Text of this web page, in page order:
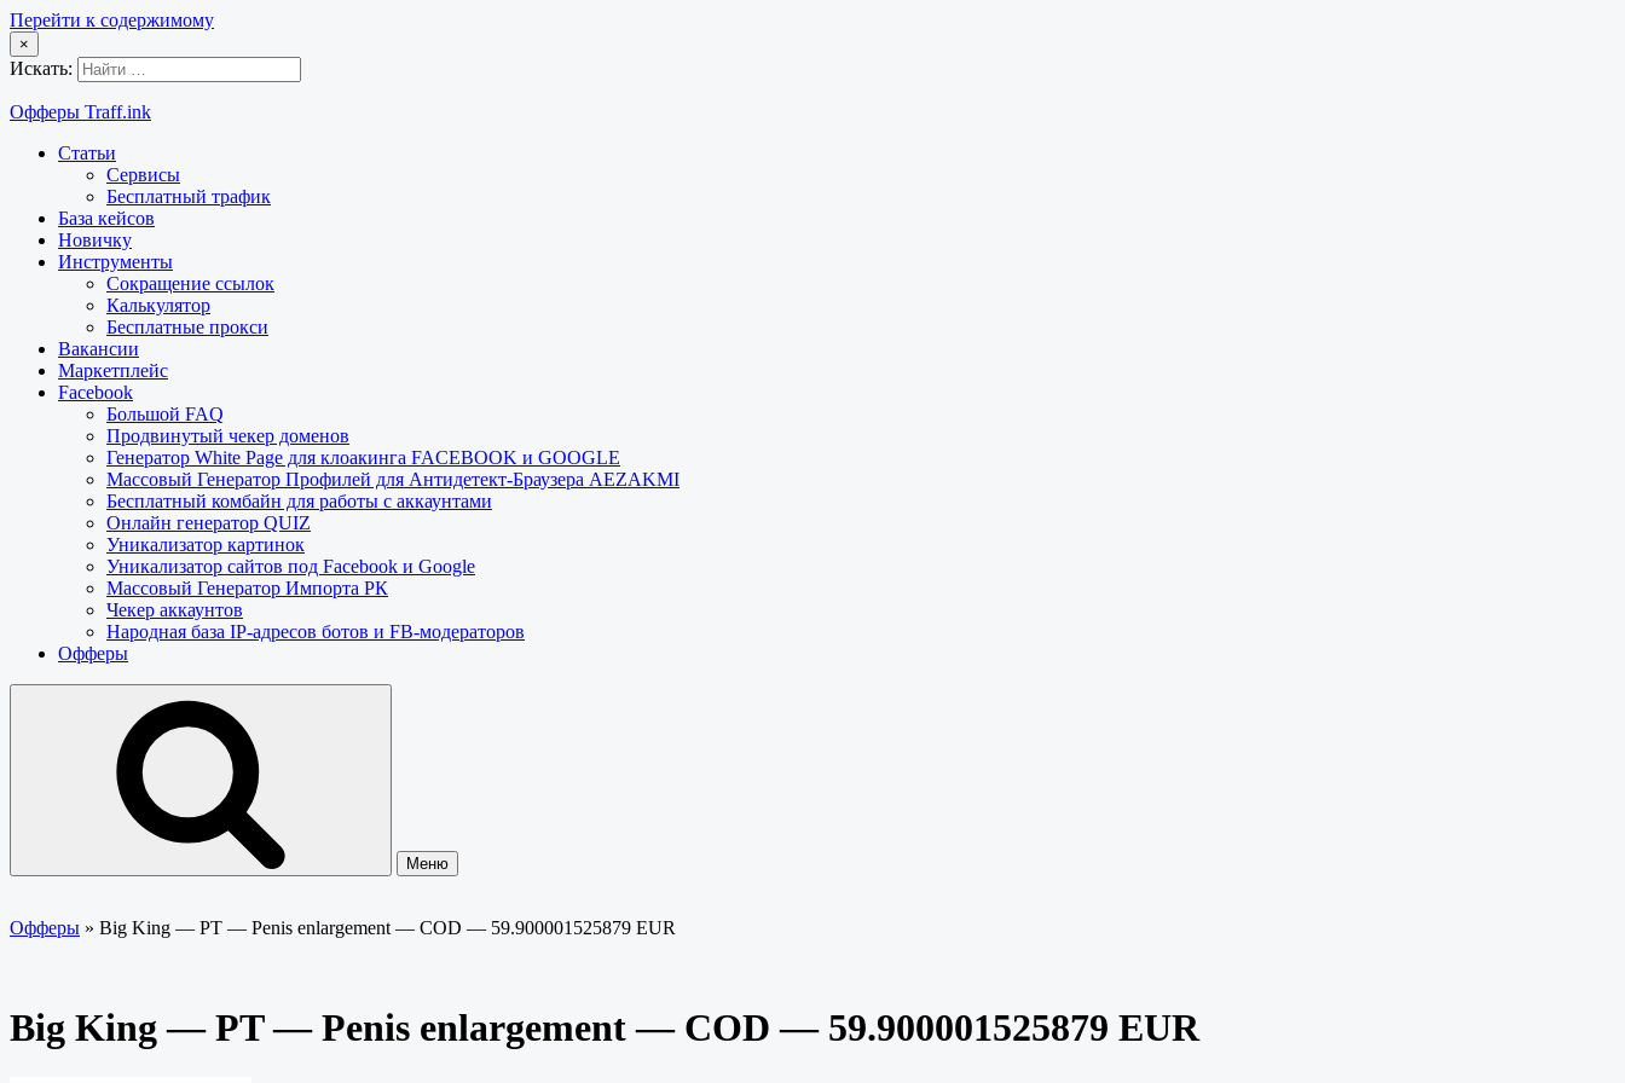
Перейти к содержимому
×
Искать:
Офферы Traff.ink
Статьи
Сервисы
Бесплатный трафик
База кейсов
Новичку
Инструменты
Сокращение ссылок
Калькулятор
Бесплатные прокси
Вакансии
Маркетплейс
Facebook
Большой FAQ
Продвинутый чекер доменов
Генератор White Page для клоакинга FACEBOOK и GOOGLE
Массовый Генератор Профилей для Антидетект-Браузера AEZAKMI
Бесплатный комбайн для работы с аккаунтами
Онлайн генератор QUIZ
Уникализатор картинок
Уникализатор сайтов под Facebook и Google
Массовый Генератор Импорта РК
Чекер аккаунтов
Народная база IP-адресов ботов и FB-модераторов
Офферы
Меню
Офферы » Big King — PT — Penis enlargement — COD — 59.900001525879 EUR
Big King — PT — Penis enlargement — COD — 59.900001525879 EUR